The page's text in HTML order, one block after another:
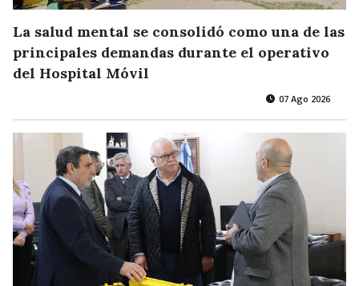
La salud mental se consolidó como una de las
principales demandas durante el operativo
del Hospital Móvil
07 Ago 2026